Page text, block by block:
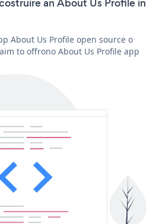
About Us Profile open source o
to offrono About Us Profile app